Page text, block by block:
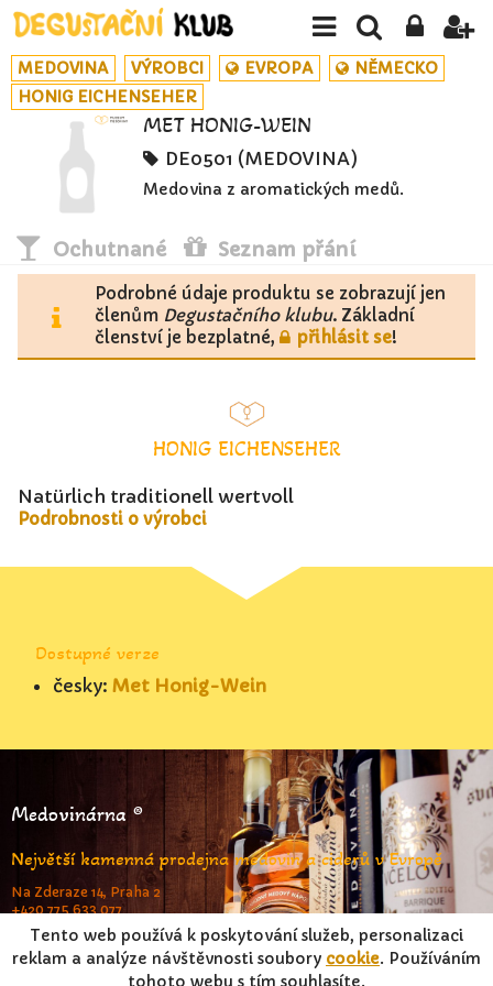
MEDOVINA VÝROBCI EVROPA
NĚMECKO
HONIG EICHENSEHER
MET HONIG-WEIN
DE0501 (MEDOVINA)
Medovina z aromatických medů.
Ochutnané Seznam přání
Podrobné údaje produktu se zobrazují jen
členům Degustačního klubu. Základní
členství je bezplatné,
přihlásit se!
HONIG EICHENSEHER
Natürlich traditionell wertvoll
Podrobnosti o výrobci
Dostupné verze
česky: Met Honig-Wein
Medovinárna ®
Největší kamenná prodejna medovin a ciderů v Evropě
Na Zderaze 14, Praha 2
+420 775 633 077
www.medovinarna.cz
Tento web používá k poskytování služeb, personalizaci
reklam a analýze návštěvnosti soubory cookie. Používáním
tohoto webu s tím souhlasíte.